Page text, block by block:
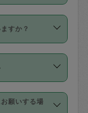
。3時間を
長機能をご
いただくに
です。な
引き等はござ
すか？
カジさん自
ます。
最初は制限
ューの平均
最高額が上
ド（Visa／
／
願いする場